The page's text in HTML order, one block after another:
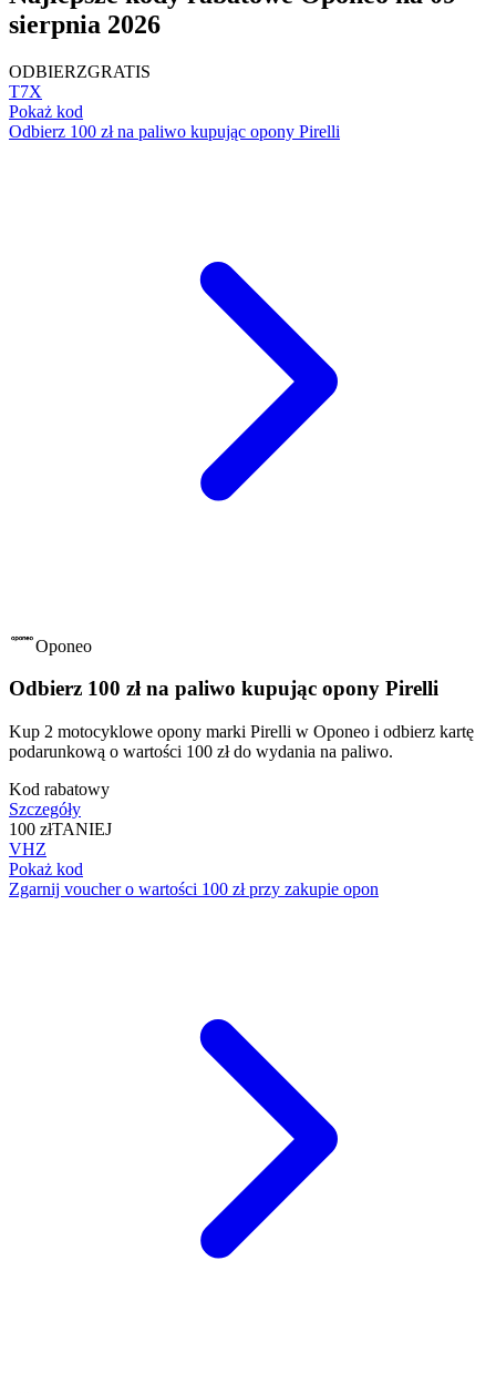
sierpnia 2026
ODBIERZGRATIS
T7X
Pokaż kod
Odbierz 100 zł na paliwo kupując opony Pirelli
Oponeo
Odbierz 100 zł na paliwo kupując opony Pirelli
Kup 2 motocyklowe opony marki Pirelli w Oponeo i odbierz kartę
podarunkową o wartości 100 zł do wydania na paliwo.
Kod rabatowy
Szczegóły
100 złTANIEJ
VHZ
Pokaż kod
Zgarnij voucher o wartości 100 zł przy zakupie opon